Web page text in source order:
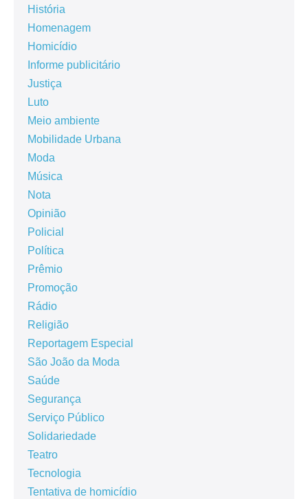
História
Homenagem
Homicídio
Informe publicitário
Justiça
Luto
Meio ambiente
Mobilidade Urbana
Moda
Música
Nota
Opinião
Policial
Política
Prêmio
Promoção
Rádio
Religião
Reportagem Especial
São João da Moda
Saúde
Segurança
Serviço Público
Solidariedade
Teatro
Tecnologia
Tentativa de homicídio